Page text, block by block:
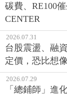
碳費、RE100
CENTER
2026.07.31
台股震盪、融
定價，恐比想
2026.07.29
「總鋪師」進